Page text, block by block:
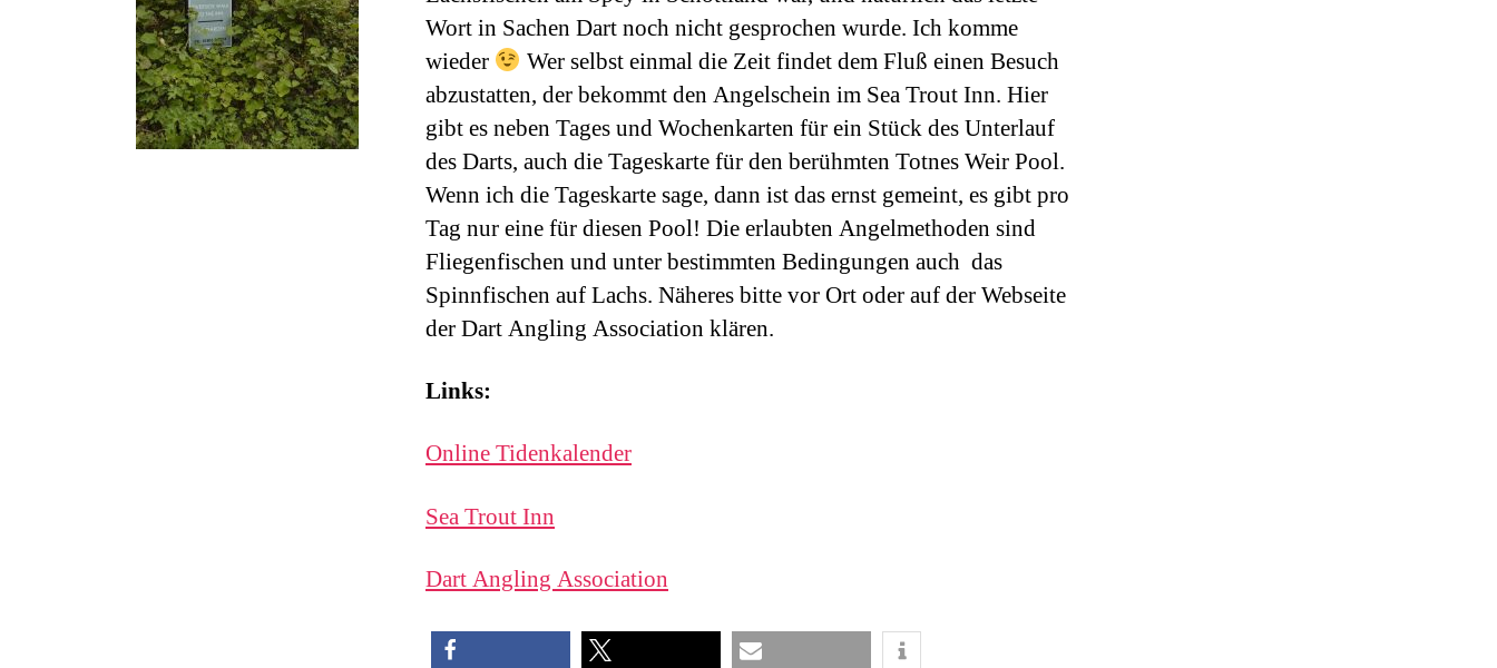
Wort in Sachen Dart noch nicht gesprochen wurde. Ich komme
wieder
Wer selbst einmal die Zeit findet dem Fluß einen Besuch
abzustatten, der bekommt den Angelschein im Sea Trout Inn. Hier
gibt es neben Tages und Wochenkarten für ein Stück des Unterlauf
des Darts, auch die Tageskarte für den berühmten Totnes Weir Pool.
Wenn ich die Tageskarte sage, dann ist das ernst gemeint, es gibt pro
Tag nur eine für diesen Pool! Die erlaubten Angelmethoden sind
Fliegenfischen und unter bestimmten Bedingungen auch das
Spinnfischen auf Lachs. Näheres bitte vor Ort oder auf der Webseite
der Dart Angling Association klären.
Links:
Online Tidenkalender
Sea Trout Inn
Dart Angling Association